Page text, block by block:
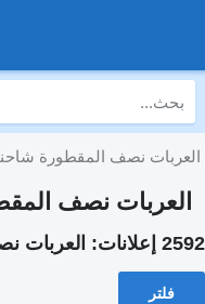
العربات نصف المقطورة
العربات نصف
2592 إعلانات: العربات
فلتر